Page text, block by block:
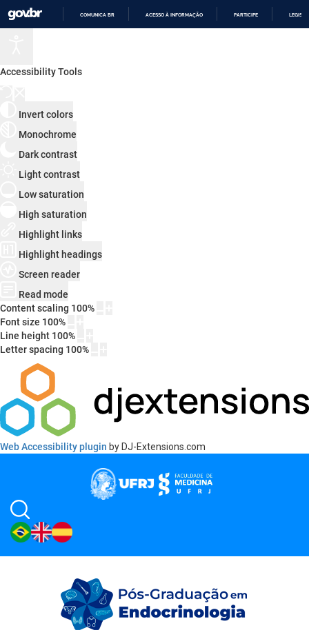
COMUNICA BR ACESSO À INFORMAÇÃO PARTICIPE
Accessibility Tools
Invert colors
Monochrome
Dark contrast
Light contrast
Low saturation
High saturation
Highlight links
Highlight headings
Screen reader
Read mode
Content scaling 100%
Font size 100%
Line height 100%
Letter spacing 100%
Web Accessibility plugin by DJ-Extensions.com